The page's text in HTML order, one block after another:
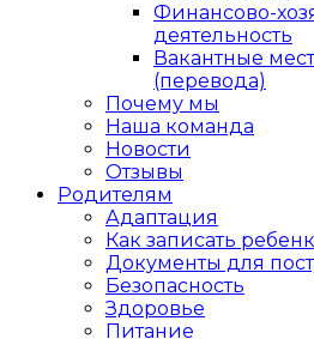
Финансово-
деятельность
Вакантные
(перевода)
Почему мы
Наша команда
Новости
Отзывы
Родителям
Адаптация
Как записать
Документы для
Безопасность
Здоровье
Питание